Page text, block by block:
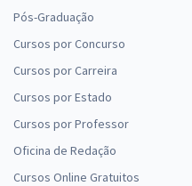
Pós-Graduação
Cursos por Concurso
Cursos por Carreira
Cursos por Estado
Cursos por Professor
Oficina de Redação
Cursos Online Gratuitos